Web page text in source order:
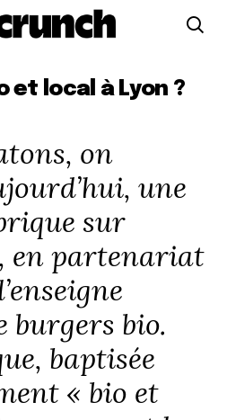
et local à Lyon ?
on
une
sur
en partenariat
burgers bio.
baptisée
« bio et